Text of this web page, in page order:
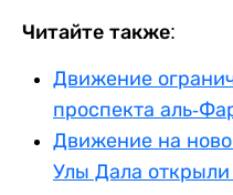
Читайте также:
Движение
проспекта аль-
Движение на
Улы Дала открыли